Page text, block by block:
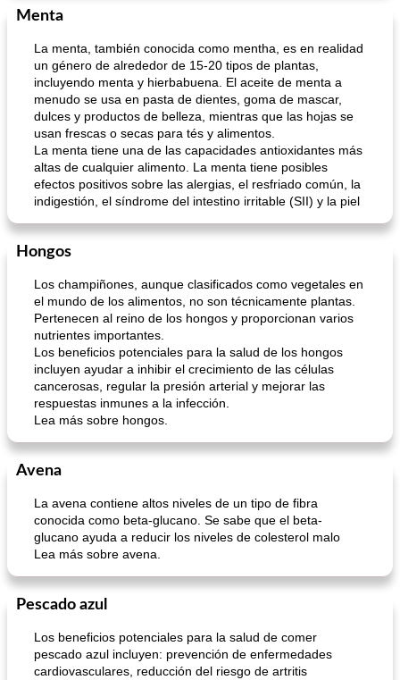
Menta
La menta, también conocida como mentha, es en realidad
un género de alrededor de 15-20 tipos de plantas,
incluyendo menta y hierbabuena. El aceite de menta a
menudo se usa en pasta de dientes, goma de mascar,
dulces y productos de belleza, mientras que las hojas se
usan frescas o secas para tés y alimentos.
La menta tiene una de las capacidades antioxidantes más
altas de cualquier alimento. La menta tiene posibles
efectos positivos sobre las alergias, el resfriado común, la
indigestión, el síndrome del intestino irritable (SII) y la piel
Hongos
Los champiñones, aunque clasificados como vegetales en
el mundo de los alimentos, no son técnicamente plantas.
Pertenecen al reino de los hongos y proporcionan varios
nutrientes importantes.
Los beneficios potenciales para la salud de los hongos
incluyen ayudar a inhibir el crecimiento de las células
cancerosas, regular la presión arterial y mejorar las
respuestas inmunes a la infección.
Lea más sobre hongos.
Avena
La avena contiene altos niveles de un tipo de fibra
conocida como beta-glucano. Se sabe que el beta-
glucano ayuda a reducir los niveles de colesterol malo
Lea más sobre avena.
Pescado azul
Los beneficios potenciales para la salud de comer
pescado azul incluyen: prevención de enfermedades
cardiovasculares, reducción del riesgo de artritis